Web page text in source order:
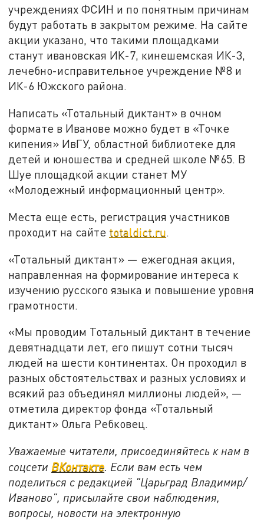
учреждениях ФСИН и по понятным причинам
будут работать в закрытом режиме. На сайте
акции указано, что такими площадками
станут ивановская ИК-7, кинешемская ИК-3,
лечебно-исправительное учреждение №8 и
ИК-6 Южского района.
Написать «Тотальный диктант» в очном
формате в Иванове можно будет в «Точке
кипения» ИвГУ, областной библиотеке для
детей и юношества и средней школе №65. В
Шуе площадкой акции станет МУ
«Молодежный информационный центр».
Места еще есть, регистрация участников
проходит на сайте totaldict.ru.
«Тотальный диктант» — ежегодная акция,
направленная на формирование интереса к
изучению русского языка и повышение уровня
грамотности.
«Мы проводим Тотальный диктант в течение
девятнадцати лет, его пишут сотни тысяч
людей на шести континентах. Он проходил в
разных обстоятельствах и разных условиях и
всякий раз объединял миллионы людей», —
отметила директор фонда «Тотальный
диктант» Ольга Ребковец.
Уважаемые читатели, присоединяйтесь к нам в
соцсети ВКонтакте. Если вам есть чем
поделиться с редакцией "Царьград Владимир/
Иваново", присылайте свои наблюдения,
вопросы, новости на электронную